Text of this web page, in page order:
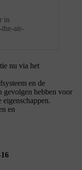
in
the-air-
nu via het
en de
gevolgen hebben voor
eigenschappen.
en